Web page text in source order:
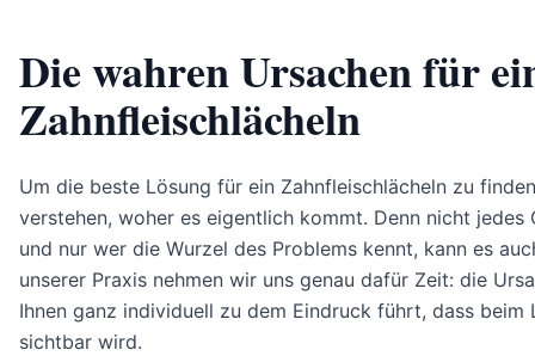
Die wahren Ursachen für
Zahnfleischlächeln
Um die beste Lösung für ein Zahnfleischlächeln zu
verstehen, woher es eigentlich kommt. Denn nicht jedes
und nur wer die Wurzel des Problems kennt, kann es
unserer Praxis nehmen wir uns genau dafür Zeit: die
Ihnen ganz individuell zu dem Eindruck führt, dass beim
sichtbar wird.